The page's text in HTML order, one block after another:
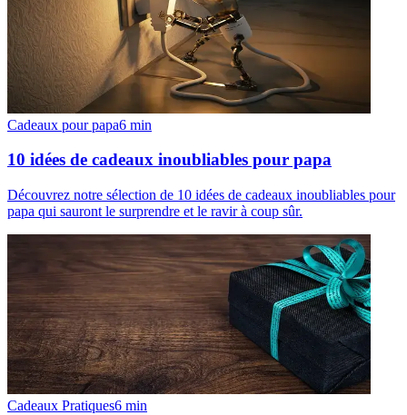
Cadeaux pour papa6 min
10 idées de cadeaux inoubliables pour papa
Découvrez notre sélection de 10 idées de cadeaux inoubliables pour
papa qui sauront le surprendre et le ravir à coup sûr.
Cadeaux Pratiques6 min